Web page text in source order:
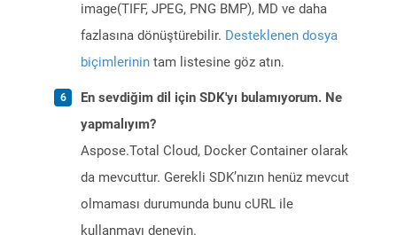
image(TIFF, JPEG, PNG BMP), MD ve daha
fazlasına dönüştürebilir. Desteklenen dosya
biçimlerinin tam listesine göz atın.
En sevdiğim dil için SDK'yı bulamıyorum. Ne
yapmalıyım?
Aspose.Total Cloud, Docker Container olarak
da mevcuttur. Gerekli SDK’nızın henüz mevcut
olmaması durumunda bunu cURL ile
kullanmayı deneyin.